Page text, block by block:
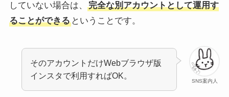
跡がつくケースは？フォロ
ー外や鍵垢の場合も詳しく
解説
バーネットで見たらバレな
い！使い方や見れないケー
していない場合は、
完全な別アカウントとして運用す
ることができるということです。
SNS案内人
そのアカウントだけWebブラウザ版
インスタで利用すればOK。